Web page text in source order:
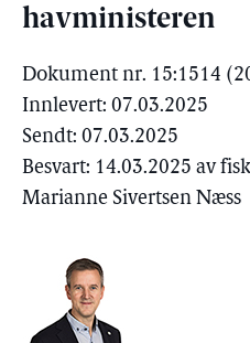
havministeren
Dokument nr. 15:1514
Innlevert: 07.03.2025
Sendt: 07.03.2025
Besvart: 14.03.2025 av
Marianne Sivertsen Næss